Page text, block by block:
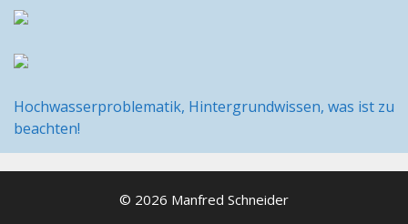
Hochwasserproblematik, Hintergrundwissen, was ist zu
beachten!
© 2026 Manfred Schneider